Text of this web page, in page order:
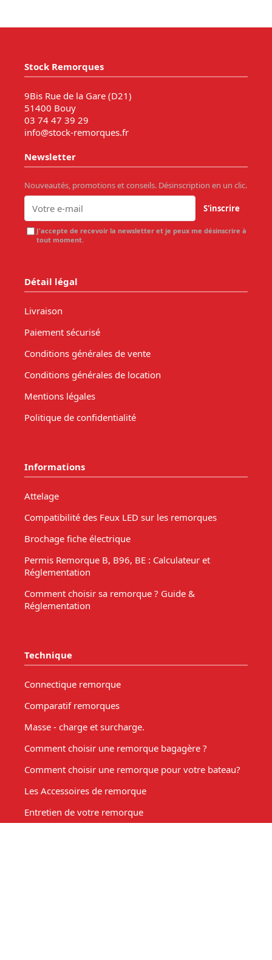
Stock Remorques
9Bis Rue de la Gare (D21)
51400 Bouy
03 74 47 39 29
info@stock-remorques.fr
Newsletter
Nouveautés, promotions et conseils. Désinscription en un clic.
S'inscrire
J'accepte de recevoir la newsletter et je peux me désinscrire à
tout moment.
Détail légal
Livraison
Paiement sécurisé
Conditions générales de vente
Conditions générales de location
Mentions légales
Politique de confidentialité
Informations
Attelage
Compatibilité des Feux LED sur les remorques
Brochage fiche électrique
Permis Remorque B, B96, BE : Calculateur et
Réglementation
Comment choisir sa remorque ? Guide &
Réglementation
Technique
Connectique remorque
Comparatif remorques
Masse - charge et surcharge.
Comment choisir une remorque bagagère ?
Comment choisir une remorque pour votre bateau?
Les Accessoires de remorque
Entretien de votre remorque